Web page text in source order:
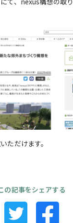
ただけます。
の記事をシェアする